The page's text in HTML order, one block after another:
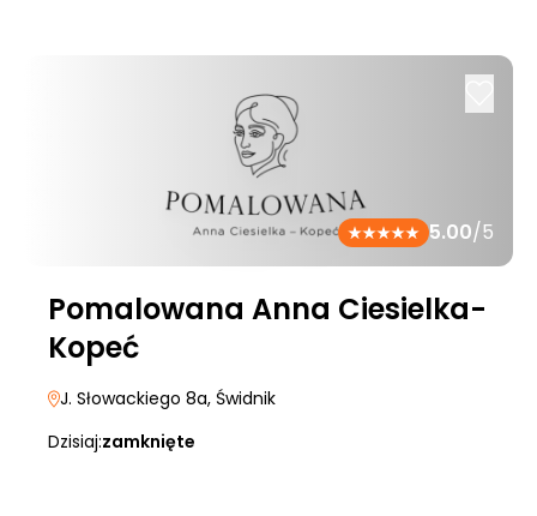
5.00/5
Pomalowana Anna Ciesielka-
Kopeć
J. Słowackiego 8a, Świdnik
Dzisiaj:zamknięte